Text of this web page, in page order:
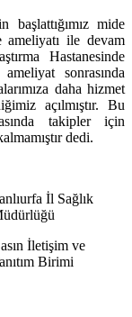
mide
ameliyatı ile devam
Hastanesinde
sonrasında
daha hizmet
açılmıştır. Bu
takipler için
dedi.
İl Sağlık
İletişim ve
Birimi